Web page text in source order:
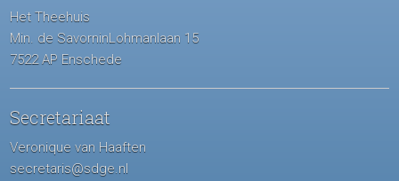
Het Theehuis
Min. de SavorninLohmanlaan 15
7522 AP Enschede
Secretariaat
Veronique van Haaften
secretaris@sdge.nl